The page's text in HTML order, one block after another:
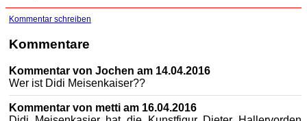
Kommentar schreiben
Kommentare
Kommentar von Jochen am 14.04.2016
Wer ist Didi Meisenkaiser??
Kommentar von metti am 16.04.2016